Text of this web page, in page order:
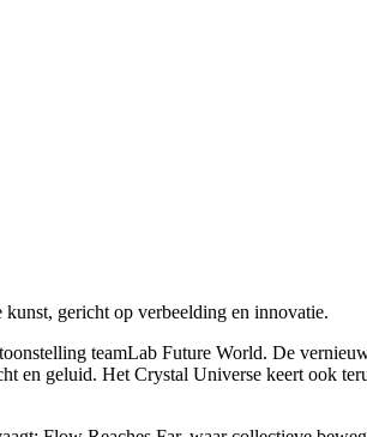
gericht op verbeelding en innovatie.
teamLab Future World. De
en geluid. Het Crystal Universe keert ook